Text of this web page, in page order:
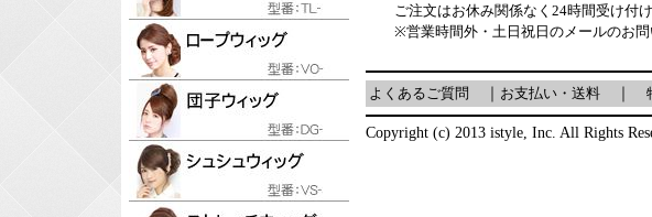
ご注文はお休み関係なく24時間受け付
※営業時間外・土日祝日のメールのお
よくあるご質問 お支払い・送料｜
Copyright (c) 2013 istyle, Inc. All Rights